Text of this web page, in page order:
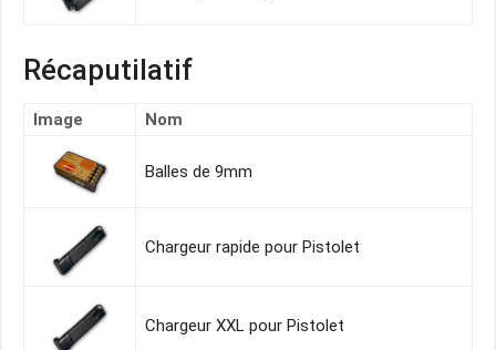
Récaputilatif
Image Nom
Balles de 9mm
Chargeur rapide pour Pistolet
Chargeur XXL pour Pistolet